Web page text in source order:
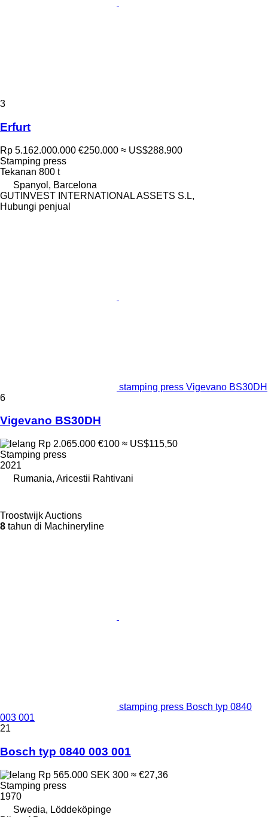
3
Erfurt
Rp 5.162.000.000 €250.000 ≈ US$288.900
Stamping press
Tekanan 800 t
Spanyol, Barcelona
GUTINVEST INTERNATIONAL ASSETS S.L,
Hubungi penjual
stamping press Vigevano BS30DH
6
Vigevano BS30DH
Rp 2.065.000 €100 ≈ US$115,50
Stamping press
2021
Rumania, Aricestii Rahtivani
Troostwijk Auctions
8 tahun di Machineryline
stamping press Bosch typ 0840
003 001
21
Bosch typ 0840 003 001
Rp 565.000 SEK 300 ≈ €27,36
Stamping press
1970
Swedia, Löddeköpinge